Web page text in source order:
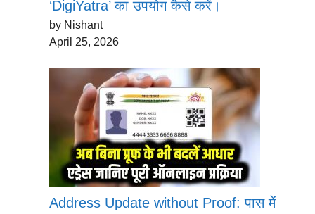
‘DigiYatra’ का उपयोग कैसे करें।
by Nishant
April 25, 2026
Address Update without Proof: पास में